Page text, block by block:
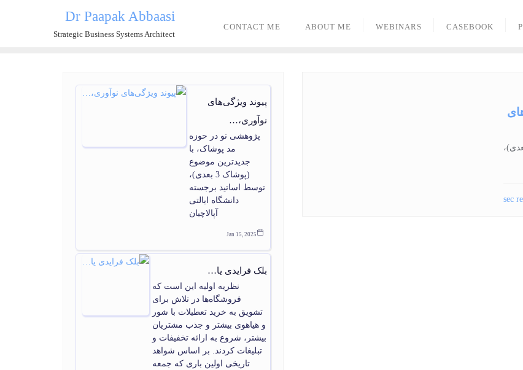
Dr Paapak Abbaasi
Strategic Business Systems Architect
CASEBOOK
WEBINARS
ABOUT ME
CONTACT ME
مد پوشاک، با جدیدترین موضوع (پوشاک 3 بعدی)،
پیوند ویژگی‌های
نوآوری،…
پژوهشی نو در حوزه
مد پوشاک، با
جدیدترین موضوع
(پوشاک 3 بعدی)،
توسط اساتید برجسته
دانشگاه ایالتی
آپالاچیان
Jan 15, 2025
بلک فرایدی یا…
نظریه اولیه این است که
فروشگاه‌ها در تلاش برای
تشویق به خرید تعطیلات با شور
و هیاهوی بیشتر و جذب مشتریان
بیشتر، شروع به ارائه تخفیفات و
تبلیغات کردند. بر اساس شواهد
تاریخی اولین باری که جمعه